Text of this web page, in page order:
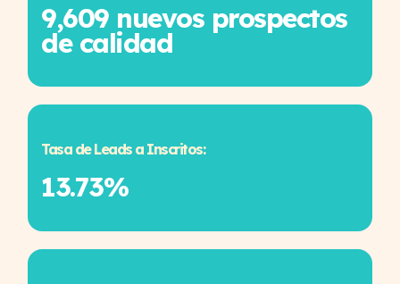
9,609 nuevos prospectos
de calidad
Tasa de Leads a Inscritos:
13.73%